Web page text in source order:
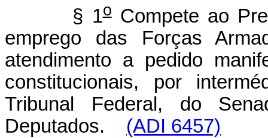
§ 1oCompete ao
emprego das Forças
atendimento a pedido
constitucionais, por
Tribunal Federal, do
Deputados. (ADI 6457)